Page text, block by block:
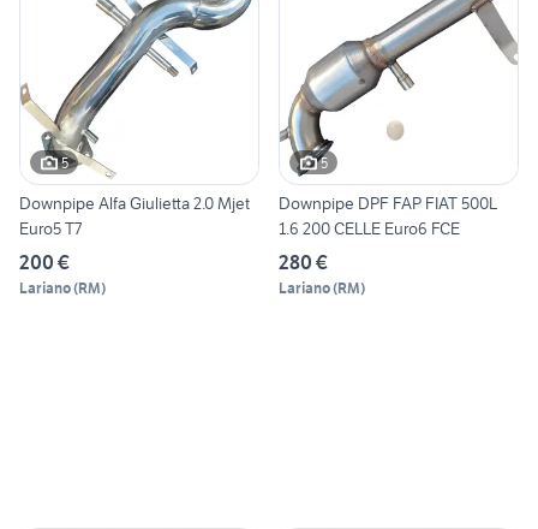
5
Downpipe Alfa Giulietta 2.0 Mjet
Euro5 T7
200 €
Lariano(RM)
5
Downpipe DPF FAP FIAT 500L
1.6 200 CELLE Euro6 FCE
280 €
Lariano(RM)